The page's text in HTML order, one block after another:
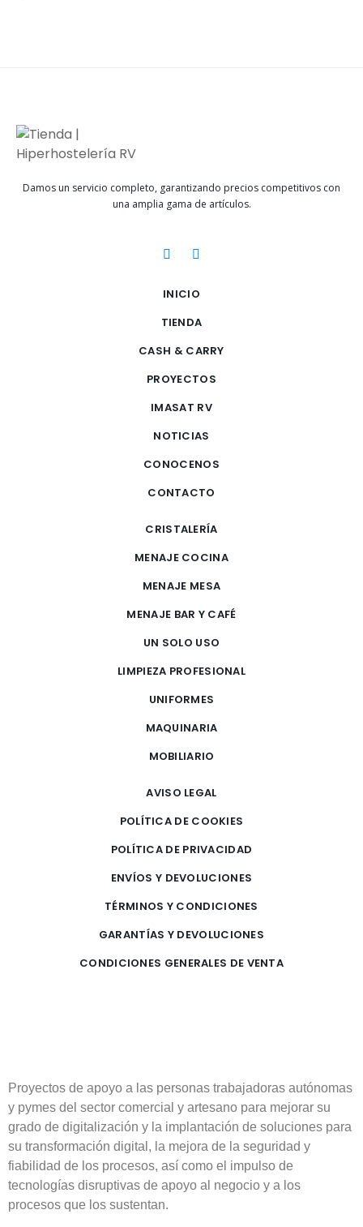
Damos un servicio completo, garantizando precios competitivos con
una amplia gama de artículos.
INICIO
TIENDA
CASH & CARRY
PROYECTOS
IMASAT RV
NOTICIAS
CONOCENOS
CONTACTO
CRISTALERÍA
MENAJE COCINA
MENAJE MESA
MENAJE BAR Y CAFÉ
UN SOLO USO
LIMPIEZA PROFESIONAL
UNIFORMES
MAQUINARIA
MOBILIARIO
AVISO LEGAL
POLÍTICA DE COOKIES
POLÍTICA DE PRIVACIDAD
ENVÍOS Y DEVOLUCIONES
TÉRMINOS Y CONDICIONES
GARANTÍAS Y DEVOLUCIONES
CONDICIONES GENERALES DE VENTA
Proyectos de apoyo a las personas trabajadoras autónomas
y pymes del sector comercial y artesano para mejorar su
grado de digitalización y la implantación de soluciones para
su transformación digital, la mejora de la seguridad y
fiabilidad de los procesos, así como el impulso de
tecnologías disruptivas de apoyo al negocio y a los
procesos que los sustentan.